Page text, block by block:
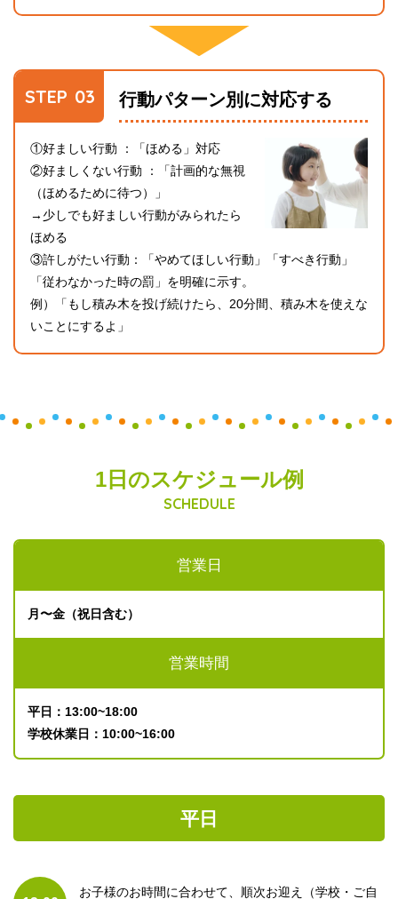
STEP 行動パターン別に対応する
①好ましい行動 ：「ほめる」対応
②好ましくない行動 ：「計画的な無視
（ほめるために待つ）」
→少しでも好ましい行動がみられたら
ほめる
③許しがたい行動：「やめてほしい行動」「すべき行動」
「従わなかった時の罰」を明確に示す。
例）「もし積み木を投げ続けたら、20分間、積み木を使えな
いことにするよ」
1日のスケジュール例
SCHEDULE
営業日
月〜金（祝日含む）
営業時間
平日：13:00~18:00
学校休業日：10:00~16:00
平日
お子様のお時間に合わせて、順次お迎え（学校・ご自